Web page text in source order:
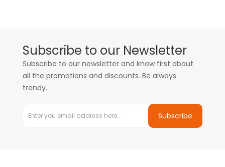
Subscribe to our Newsletter
Subscribe to our newsletter and know first about
all the promotions and discounts. Be always
trendy.
Subscribe